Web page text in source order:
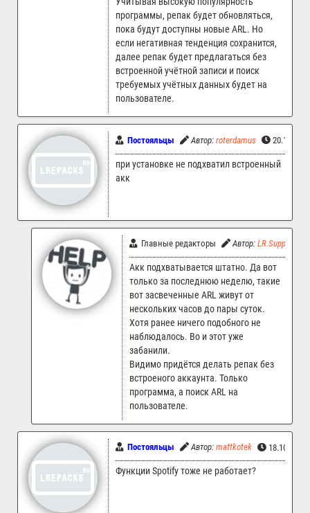
программы, репак будет обновляться,
пока будут доступны новые ARL. Но
если негативная тенденция сохранится,
далее репак будет предлагаться без
встроенной учётной записи и поиск
требуемых учётных данных будет на
пользователе.
Постояльцы Автор: roterdamus
при установке не подхватил встроенный
акк
Главные редакторы Автор: LR.Support
Акк подхватывается штатно. Да вот
только за последнюю неделю, такие
вот засвеченные ARL живут от
нескольких часов до пары суток.
Хотя ранее ничего подобного не
наблюдалось. Во и этот уже
забанили.
Видимо придётся делать репак без
встроеного аккаунта. Только
программа, а поиск ARL на
пользователе.
Постояльцы Автор: mattkotek
Функции Spotify тоже не работает?